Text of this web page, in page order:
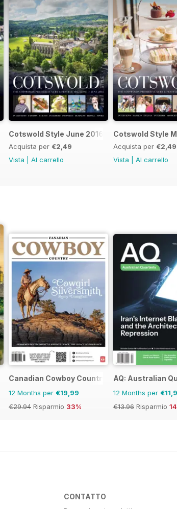
Cotswold Style June 2016
Acquista per €2,49
Vista
Al carrello
Cotswold Style
Acquista per €2,49
Vista
Al carrello
Canadian Cowboy Country
12 Months per €19,99
€29.94 Risparmio 33%
AQ: Australian
12 Months per
€13.96 Risparmio
CONTATTO